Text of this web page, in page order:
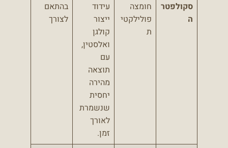
סקולפטר
ה
חומצה
פולילקטי
ת
עידוד
ייצור
קולגן
ואלסטין,
עם
תוצאה
מהירה
יחסית
שנשמרת
לאורך
זמן.
בהתאם
לצורך